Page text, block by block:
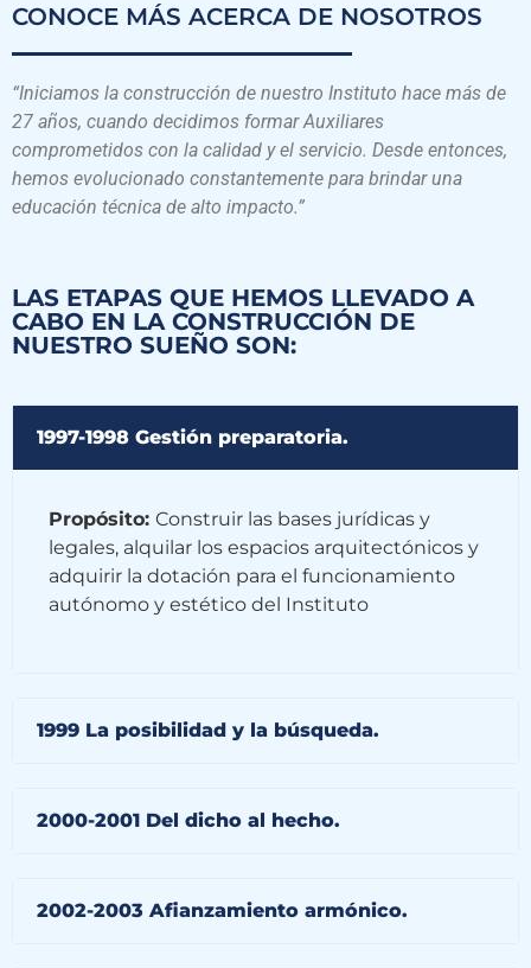
CONOCE MÁS ACERCA DE NOSOTROS
“Iniciamos la construcción de nuestro Instituto hace más de
27 años, cuando decidimos formar Auxiliares
comprometidos con la calidad y el servicio. Desde entonces,
hemos evolucionado constantemente para brindar una
educación técnica de alto impacto.”
LAS ETAPAS QUE HEMOS LLEVADO A
CABO EN LA CONSTRUCCIÓN DE
NUESTRO SUEÑO SON:
1997-1998 Gestión preparatoria.
Propósito: Construir las bases jurídicas y
legales, alquilar los espacios arquitectónicos y
adquirir la dotación para el funcionamiento
autónomo y estético del Instituto
1999 La posibilidad y la búsqueda.
2000-2001 Del dicho al hecho.
2002-2003 Afianzamiento armónico.